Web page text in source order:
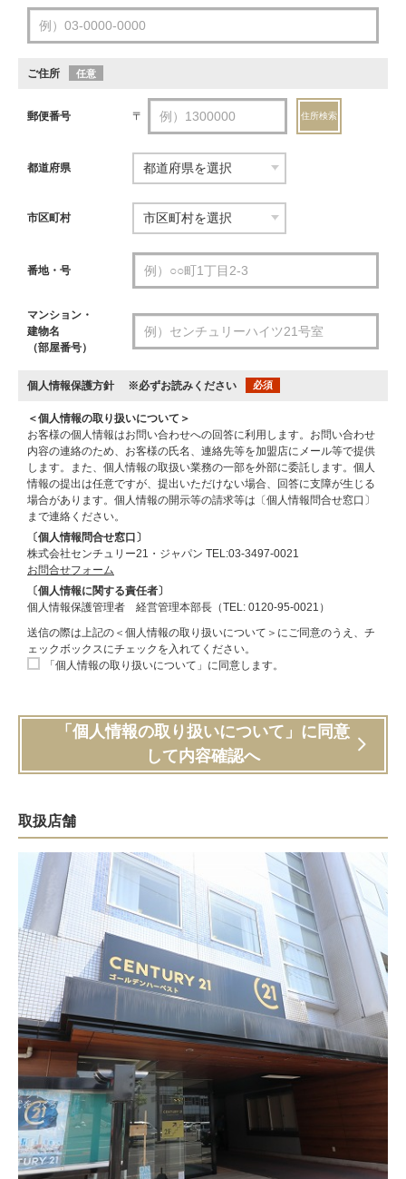
ご住所 任意
郵便番号 〒 住所検索
都道府県
市区町村
番地・号
マンション・
建物名
（部屋番号）
個人情報保護方針 ※必ずお読みください 必須
＜個人情報の取り扱いについて＞
お客様の個人情報はお問い合わせへの回答に利用します。お問い合わせ
内容の連絡のため、お客様の氏名、連絡先等を加盟店にメール等で提供
します。また、個人情報の取扱い業務の一部を外部に委託します。個人
情報の提出は任意ですが、提出いただけない場合、回答に支障が生じる
場合があります。個人情報の開示等の請求等は〔個人情報問合せ窓口〕
まで連絡ください。
〔個人情報問合せ窓口〕
株式会社センチュリー21・ジャパン TEL:03-3497-0021
お問合せフォーム
〔個人情報に関する責任者〕
個人情報保護管理者 経営管理本部長（TEL: 0120-95-0021）
送信の際は上記の＜個人情報の取り扱いについて＞にご同意のうえ、チ
ェックボックスにチェックを入れてください。
「個人情報の取り扱いについて」に同意します。
「個人情報の取り扱いについて」に同意
して内容確認へ
取扱店舗